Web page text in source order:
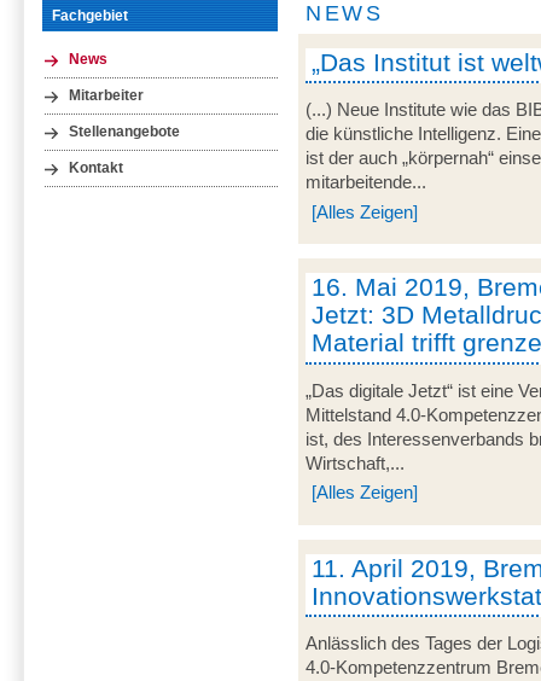
Fachgebiet
News
Mitarbeiter
Stellenangebote
Kontakt
NEWS
„Das Institut ist
(...) Neue Institute wie das
die künstliche Intelligenz.
ist der auch „körpernah“
mitarbeitende...
[Alles Zeigen]
16. Mai 2019,
Jetzt: 3D
Material trifft
„Das digitale Jetzt“ ist eine
Mittelstand 4.0-
ist, des Interessenverbands
Wirtschaft,...
[Alles Zeigen]
11. April 2019,
Anlässlich des Tages der
4.0-Kompetenzzentrum